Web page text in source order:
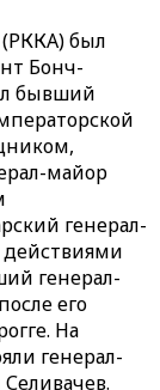
был
Бонч-
бывший
майор
генерал-
генерал-
его
На
генерал-